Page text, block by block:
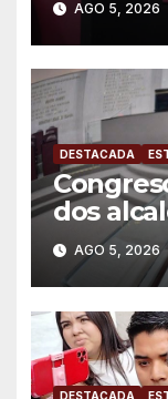
AGO 5, 2026
DESTACADA
dos
AGO 5, 2026
DESTACADA